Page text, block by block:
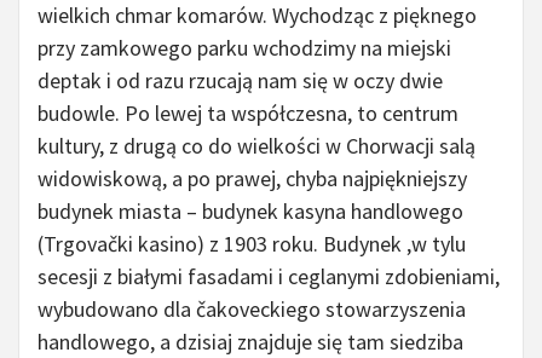
wielkich chmar komarów. Wychodząc z pięknego
przy zamkowego parku wchodzimy na miejski
deptak i od razu rzucają nam się w oczy dwie
budowle. Po lewej ta współczesna, to centrum
kultury, z drugą co do wielkości w Chorwacji salą
widowiskową, a po prawej, chyba najpiękniejszy
budynek miasta – budynek kasyna handlowego
(Trgovački kasino) z 1903 roku. Budynek ,w tylu
secesji z białymi fasadami i ceglanymi zdobieniami,
wybudowano dla čakoveckiego stowarzyszenia
handlowego, a dzisiaj znajduje się tam siedziba